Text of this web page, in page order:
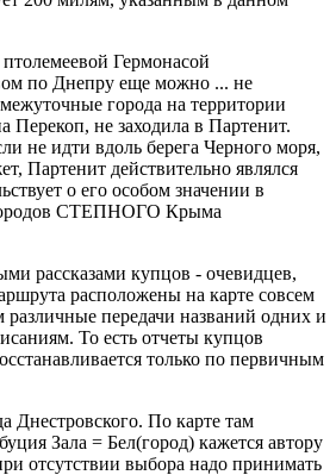
Гермонасой
по Днепру еще можно ... не
города на территории
Перекоп, не заходила в Партенит.
не идти вдоль берега Черного моря,
Партенит действительно являлся
о его особом значении в
городов СТЕПНОГО Крыма
рассказами купцов - очевидцев,
расположены на карте совсем
передачи названий одних и
То есть отчеты купцов
только по первичным
Днестровского. По карте там
Зала = Бел(город) кажется автору
отсутствии выбора надо принимать